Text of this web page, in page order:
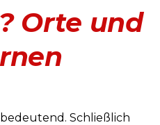
Orte und
Schließlich